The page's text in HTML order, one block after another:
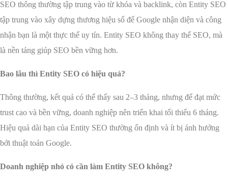
SEO thông thường tập trung vào từ khóa và backlink, còn Entity SEO
tập trung vào xây dựng thương hiệu số để Google nhận diện và công
nhận bạn là một thực thể uy tín. Entity SEO không thay thế SEO, mà
là nền tảng giúp SEO bền vững hơn.
Bao lâu thì Entity SEO có hiệu quả?
Thông thường, kết quả có thể thấy sau 2–3 tháng, nhưng để đạt mức
trust cao và bền vững, doanh nghiệp nên triển khai tối thiểu 6 tháng.
Hiệu quả dài hạn của Entity SEO thường ổn định và ít bị ảnh hưởng
bởi thuật toán Google.
Doanh nghiệp nhỏ có cần làm Entity SEO không?